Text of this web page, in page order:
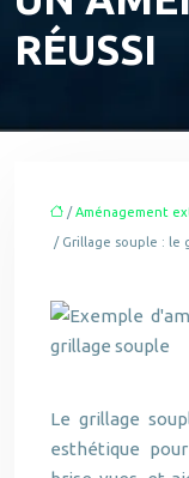
RÉUSSI
/Aménagement
/ Grillage souple : le
Le grillage
esthétique